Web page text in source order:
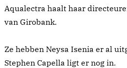
Aqualectra haalt haar
van Girobank.
Ze hebben Neysa Isenia er al
Stephen Capella ligt er nog in.